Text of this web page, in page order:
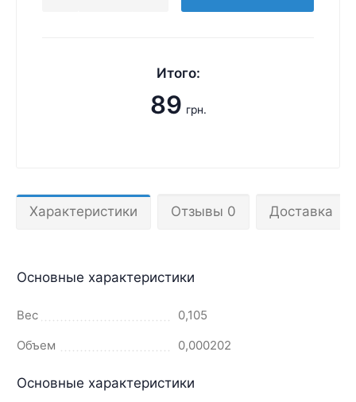
Итого:
89 грн.
Характеристики Отзывы 0 Доставка
Основные характеристики
Вес
0,105
Объем
0,000202
Основные характеристики